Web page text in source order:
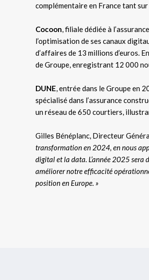
complémentaire en France tant
Cocoon, filiale dédiée à
l’optimisation de ses canaux
d’affaires de 13 millions d’euros.
de Groupe, enregistrant 12 000
DUNE, entrée dans le Groupe en
spécialisé dans l’assurance
un réseau de 650 courtiers,
Gilles Bénéplanc, Directeur
transformation en 2024, en nous
digital et la data. L’année 2025
améliorer notre efficacité
position en Europe. »